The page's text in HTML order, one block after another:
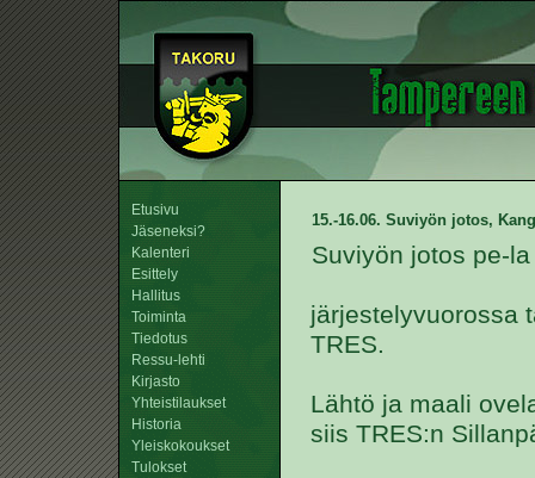
Etusivu
Jäseneksi?
Kalenteri
Esittely
Hallitus
Toiminta
Tiedotus
Ressu-lehti
Kirjasto
Yhteistilaukset
Historia
Yleiskokoukset
Tulokset
15.-16.06. Suviyön jotos,
Suviyön jotos pe-
järjestelyvuorossa
TRES.
Lähtö ja maali
siis TRES:n